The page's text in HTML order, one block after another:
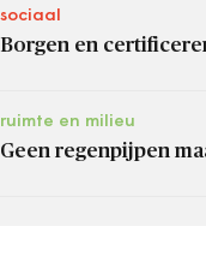
sociaal
Borgen en
ruimte en milieu
Geen regenpijpen